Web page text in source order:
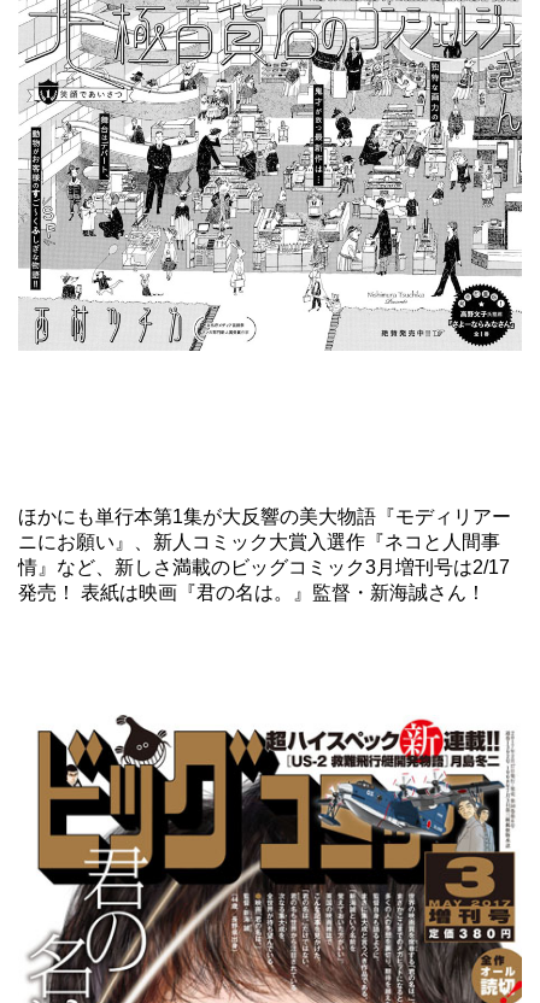
ほかにも単行本第1集が大反響の美大物語『モディリアー
ニにお願い』、新人コミック大賞入選作『ネコと人間事
情』など、新しさ満載のビッグコミック3月増刊号は2/17
発売！ 表紙は映画『君の名は。』監督・新海誠さん！